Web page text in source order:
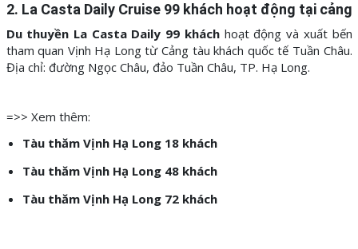
2. La Casta Daily Cruise 99 khách hoạt động tại cảng
Du thuyền La Casta Daily 99 kháchhoạt động và xuất bến
tham quan Vịnh Hạ Long từ Cảng tàu khách quốc tế Tuần Châu.
Địa chỉ: đường Ngọc Châu, đảo Tuần Châu, TP. Hạ Long.
=>> Xem thêm:
Tàu thăm Vịnh Hạ Long 18 khách
Tàu thăm Vịnh Hạ Long 48 khách
Tàu thăm Vịnh Hạ Long 72 khách